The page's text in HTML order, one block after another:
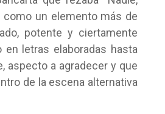
como un elemento más de
potente y ciertamente
en letras elaboradas hasta
aspecto a agradecer y que
de la escena alternativa